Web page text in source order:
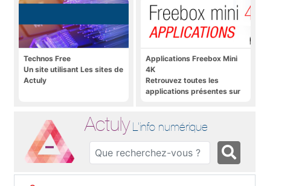
Technos Free
Un site utilisant Les sites de
Actuly
Applications Freebox Mini
4K
Retrouvez toutes les
applications présentes sur
Actuly L'info numérique